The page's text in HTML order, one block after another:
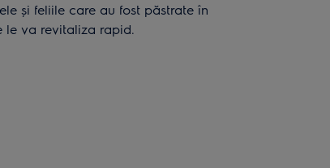
și feliile care au fost păstrate în
le va revitaliza rapid.